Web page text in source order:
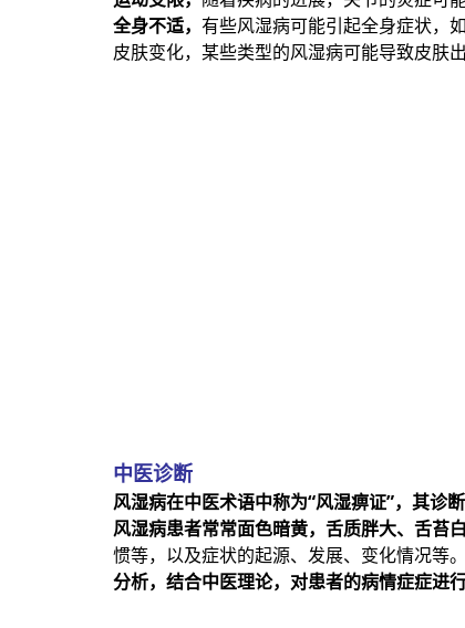
全身不适， 有些风湿病可能引起全身症状，
皮肤变化，某些类型的风湿病可能导致皮肤
中医诊断
风湿病在中医术语中称为“风湿痹证”，其诊
风湿病患者常常面色暗黄，舌质胖大、舌苔白
惯等，以及症状的起源、发展、变化情况等
分析，结合中医理论，对患者的病情症症进